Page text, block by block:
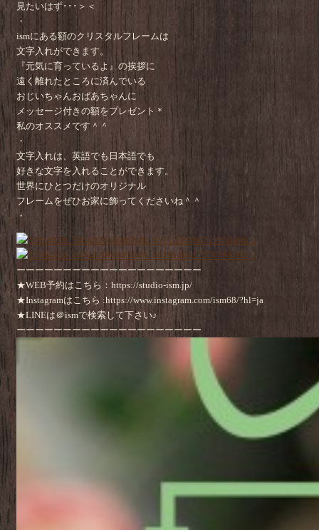
見たいはず･･･＞＜
・
ismにある額のクリスタルフレームは
文字入れができます。
『元気に育っているよ』の挨拶に
遠く離れたところに済んでいる
おじいちゃんおばあちゃんに
メッセージ付きの額をプレゼント＊
私のオススメです＾＾
・
文字入れは、英語でも日本語でも
好きな文字を入れることができます。
世界にひとつだけのオリジナル
フレームをぜひお家に飾ってくださいね＾＾
・
ーーーーーーーーーーーーーーーーーーーー
★WEB予約はこちら：https://studio-ism.jp/
★Instagramはこちら :https://www.instagram.com/ism68/?hl=ja
★LINEは＠ismで検索して下さい♪
ーーーーーーーーーーーーーーーーーーーー